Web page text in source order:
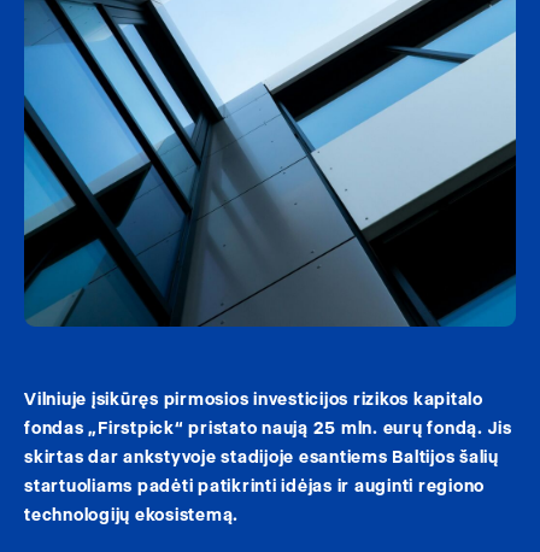
Vilniuje įsikūręs pirmosios investicijos rizikos kapitalo
fondas „Firstpick“ pristato naują 25 mln. eurų fondą. Jis
skirtas dar ankstyvoje stadijoje esantiems Baltijos šalių
startuoliams padėti patikrinti idėjas ir auginti regiono
technologijų ekosistemą.